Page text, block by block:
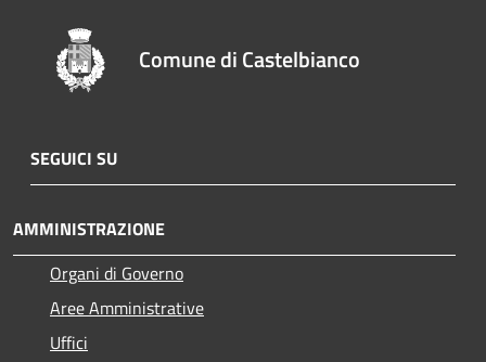
Comune di Castelbianco
SEGUICI SU
AMMINISTRAZIONE
Organi di Governo
Aree Amministrative
Uffici